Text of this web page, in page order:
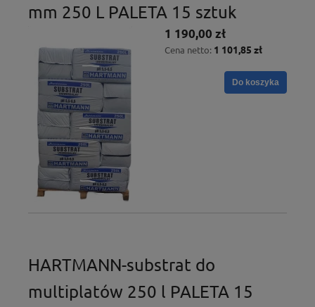
mm 250 L PALETA 15 sztuk
1 190,00 zł
Cena netto: 1 101,85 zł
Do koszyka
HARTMANN-substrat do
multiplatów 250 l PALETA 15